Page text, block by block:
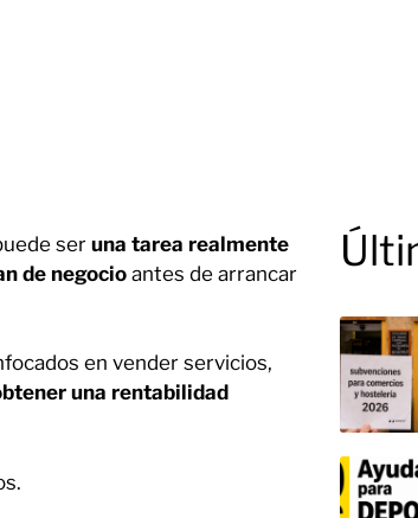
ser una tarea realmente
de negocio antes de arrancar
en vender servicios,
una rentabilidad